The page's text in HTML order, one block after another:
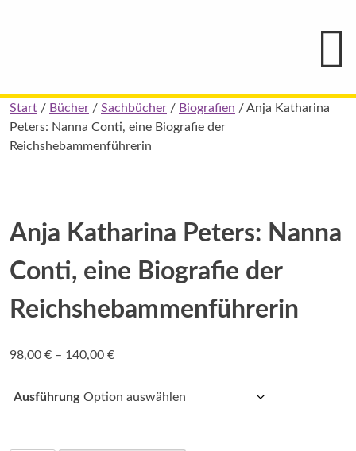
Pauline
von
Mallinckrodt
Skip
to
content
Start / Bücher / Sachbücher / Biografien / Anja Katharina
Peters: Nanna Conti, eine Biografie der
Reichshebammenführerin
Anja Katharina Peters: Nanna
Conti, eine Biografie der
Reichshebammenführerin
98,00 € – 140,00 €Preisspanne:
bis
140,00 €
Ausführung